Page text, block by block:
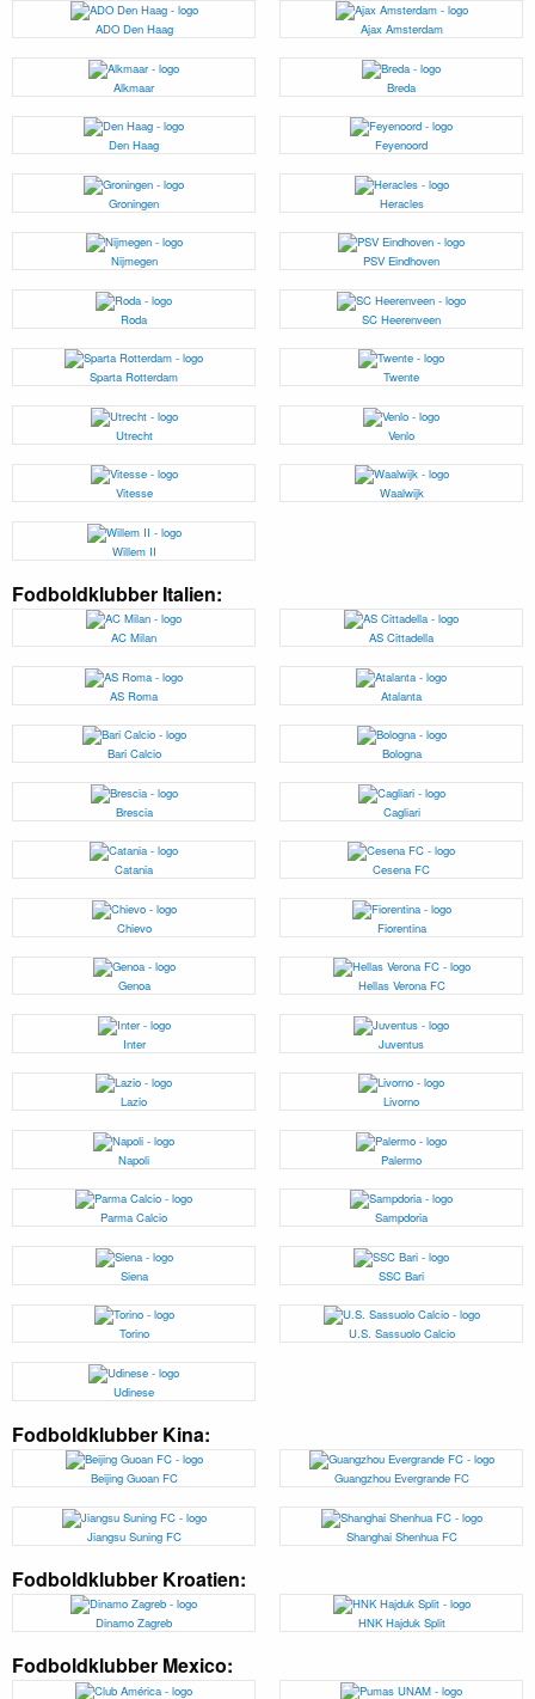
ADO Den Haag Ajax Amsterdam
Alkmaar Breda
Den Haag Feyenoord
Groningen Heracles
Nijmegen PSV Eindhoven
Roda SC Heerenveen
Sparta Rotterdam Twente
Utrecht Venlo
Vitesse Waalwijk
Willem II
Fodboldklubber Italien:
AC Milan AS Cittadella
AS Roma Atalanta
Bari Calcio Bologna
Brescia Cagliari
Catania Cesena FC
Chievo Fiorentina
Genoa Hellas Verona FC
Inter Juventus
Lazio Livorno
Napoli Palermo
Parma Calcio Sampdoria
Siena SSC Bari
Torino U.S. Sassuolo Calcio
Udinese
Fodboldklubber Kina:
Beijing Guoan FC Guangzhou Evergrande FC
Jiangsu Suning FC Shanghai Shenhua FC
Fodboldklubber Kroatien:
Dinamo Zagreb HNK Hajduk Split
Fodboldklubber Mexico: